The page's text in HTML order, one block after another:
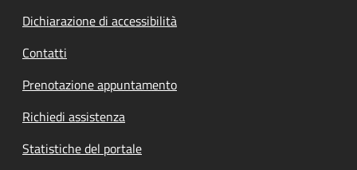
Dichiarazione di accessibilità
Contatti
Prenotazione appuntamento
Richiedi assistenza
Statistiche del portale